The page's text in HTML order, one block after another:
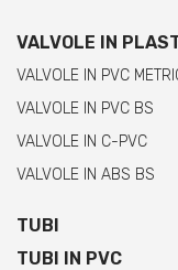
VALVOLE IN
VALVOLE IN PVC
VALVOLE IN PVC BS
VALVOLE IN C-PVC
VALVOLE IN ABS BS
TUBI
TUBI IN PVC